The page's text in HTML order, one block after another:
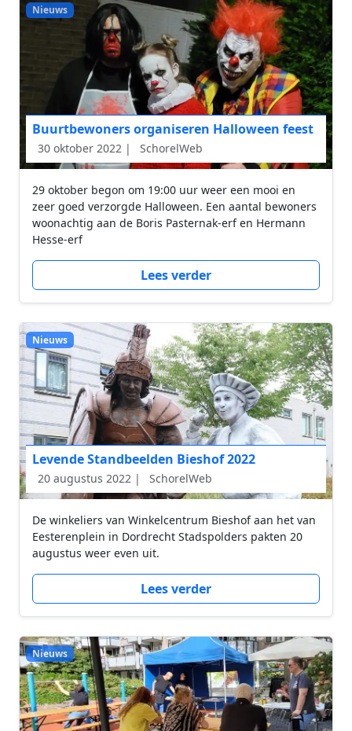
Nieuws
Buurtbewoners organiseren Halloween feest
30 oktober 2022 | SchorelWeb
29 oktober begon om 19:00 uur weer een mooi en
zeer goed verzorgde Halloween. Een aantal bewoners
woonachtig aan de Boris Pasternak-erf en Hermann
Hesse-erf
Lees verder
Nieuws
Levende Standbeelden Bieshof 2022
20 augustus 2022 | SchorelWeb
De winkeliers van Winkelcentrum Bieshof aan het van
Eesterenplein in Dordrecht Stadspolders pakten 20
augustus weer even uit.
Lees verder
Nieuws